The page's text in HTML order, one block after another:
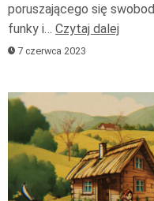
poruszającego się
funky i… Czytaj dalej
7 czerwca 2023
Odtwarzacz
plików
dźwiękowych